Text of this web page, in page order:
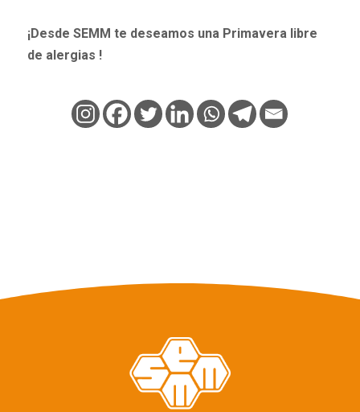
¡Desde SEMM te deseamos una Primavera libre
de alergias !